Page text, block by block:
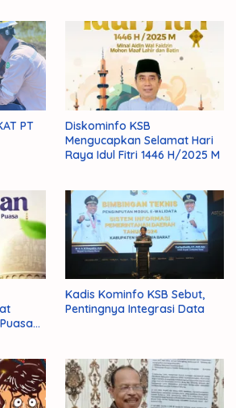
PT
Diskominfo KSB
Mengucapkan Selamat Hari
Raya Idul Fitri 1446 H/2025 M
Kadis Kominfo KSB Sebut,
Pentingnya Integrasi Data